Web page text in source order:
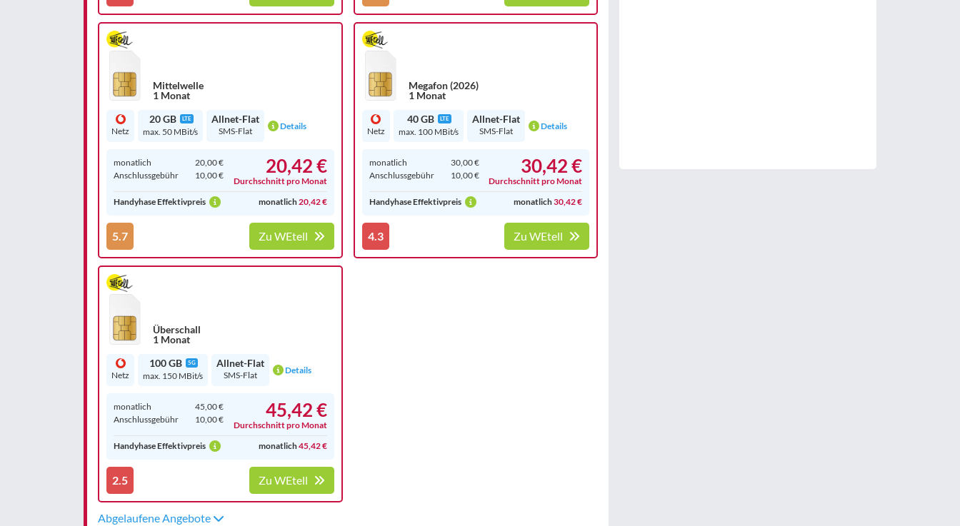
Mittelwelle
1 Monat
Netz
20 GB LTE
max. 50 MBit/s
Allnet-Flat
SMS-Flat Details
monatlich
20,00 €
Anschluss­gebühr
10,00 € 20,42 €
Durchschnitt pro Monat
Handyhase Effektivpreis
monatlich20,42 €
5.7 Zu WEtell
Megafon (2026)
1 Monat
Netz
40 GB LTE
max. 100 MBit/s
Allnet-Flat
SMS-Flat Details
monatlich
30,00 €
Anschluss­gebühr
10,00 € 30,42 €
Durchschnitt pro Monat
Handyhase Effektivpreis
monatlich30,42 €
4.3 Zu WEtell
Überschall
1 Monat
Netz
100 GB 5G
max. 150 MBit/s
Allnet-Flat
SMS-Flat Details
monatlich
45,00 €
Anschluss­gebühr
10,00 € 45,42 €
Durchschnitt pro Monat
Handyhase Effektivpreis
monatlich45,42 €
2.5 Zu WEtell
Abgelaufene Angebote